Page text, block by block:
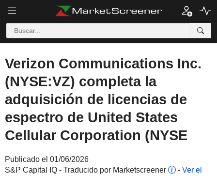
Verizon Communications Inc.
(NYSE:VZ) completa la
adquisición de licencias de
espectro de United States
Cellular Corporation (NYSE
Publicado el 01/06/2026
S&P Capital IQ - Traducido por Marketscreener
- Ver el